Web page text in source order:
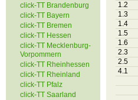
click-TT Brandenburg
click-TT Bayern
click-TT Bremen
click-TT Hessen
click-TT Mecklenburg-
Vorpommern
click-TT Rheinhessen
click-TT Rheinland
click-TT Pfalz
click-TT Saarland
1.2
1.3
1.4
1.5
1.6
2.3
2.5
4.1